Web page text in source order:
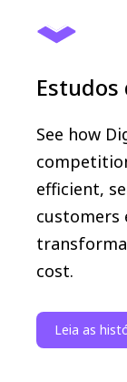
See how
efficient,
customers
cost.
Leia as